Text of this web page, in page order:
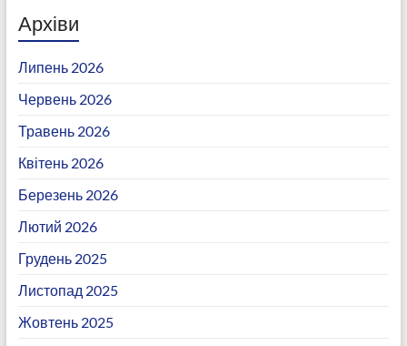
Архіви
Липень 2026
Червень 2026
Травень 2026
Квітень 2026
Березень 2026
Лютий 2026
Грудень 2025
Листопад 2025
Жовтень 2025